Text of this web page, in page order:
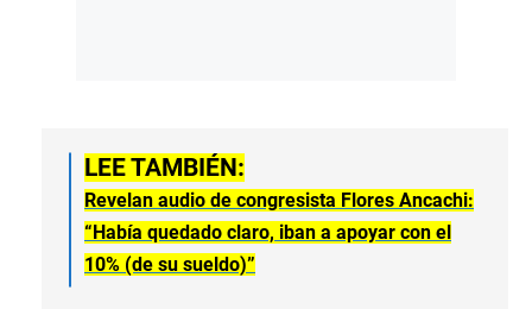
LEE TAMBIÉN:
Revelan audio de congresista Flores Ancachi:
“Había quedado claro, iban a apoyar con el
10% (de su sueldo)”